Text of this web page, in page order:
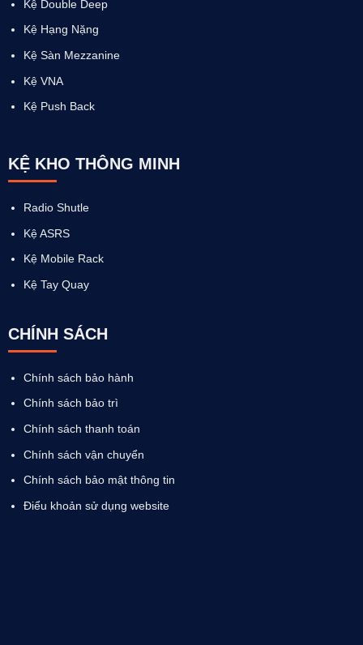
Kệ Double Deep
Kệ Hạng Nặng
Kệ Sàn Mezzanine
Kệ VNA
Kệ Push Back
KỆ KHO THÔNG MINH
Radio Shutle
Kệ ASRS
Kệ Mobile Rack
Kệ Tay Quay
CHÍNH SÁCH
Chính sách bảo hành
Chính sách bảo trì
Chính sách thanh toán
Chính sách vận chuyển
Chính sách bảo mật thông tin
Điểu khoản sử dụng website